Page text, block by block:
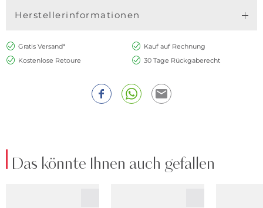
Herstellerinformationen
Gratis Versand*
Kauf auf Rechnung
Kostenlose Retoure
30 Tage Rückgaberecht
Das könnte Ihnen auch gefallen